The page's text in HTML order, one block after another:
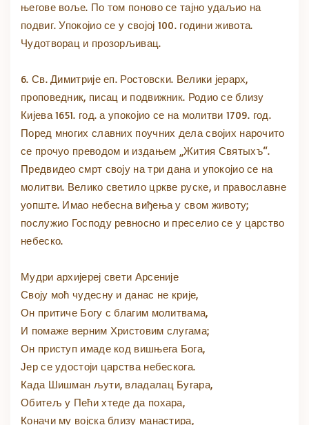
његове воље. По том поново се тајно удаљио на
подвиг. Упокојио се у својој 100. години живота.
Чудотворац и прозорљивац.
6. Св. Димитрије еп. Ростовски. Велики јерарх,
проповедник, писац и подвижник. Родио се близу
Кијева 1651. год. а упокојио се на молитви 1709. год.
Поред многих славних поучних дела својих нарочито
се прочуо преводом и издањем „Жития Святыхъ“.
Предвидео смрт своју на три дана и упокојио се на
молитви. Велико светило цркве руске, и православне
уопште. Имао небесна виђења у свом животу;
послужио Господу ревносно и преселио се у царство
небеско.
Мудри архијереј свети Арсеније
Своју моћ чудесну и данас не крије,
Он притиче Богу с благим молитвама,
И помаже верним Христовим слугама;
Он приступ имаде код вишњега Бога,
Јер се удостоји царства небескога.
Када Шишман љути, владалац Бугара,
Обитељ у Пећи хтеде да похара,
Коначи му војска близу манастира,